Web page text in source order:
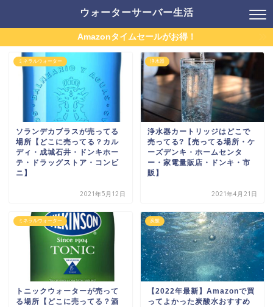
ウォーターサーバー生活
Amazonタイムセールがお得！
ミネラルウォーター
ソランデカブラスが売ってる
場所【どこに売ってる？カル
ディ・成城石井・ドンキホー
テ・ドラッグストア・コンビ
ニ】
2021年5月12日
浄水器
浄水器カートリッジはどこで
売ってる?【売ってる場所・ケ
ーズデンキ・ホームセンタ
ー・家電量販店・ドンキ・市
販】
2021年4月21日
ミネラルウォーター
トニックウォーターが売って
る場所【どこに売ってる？酒
炭酸
【2022年最新】Amazonで買
ってよかった炭酸水おすすめ